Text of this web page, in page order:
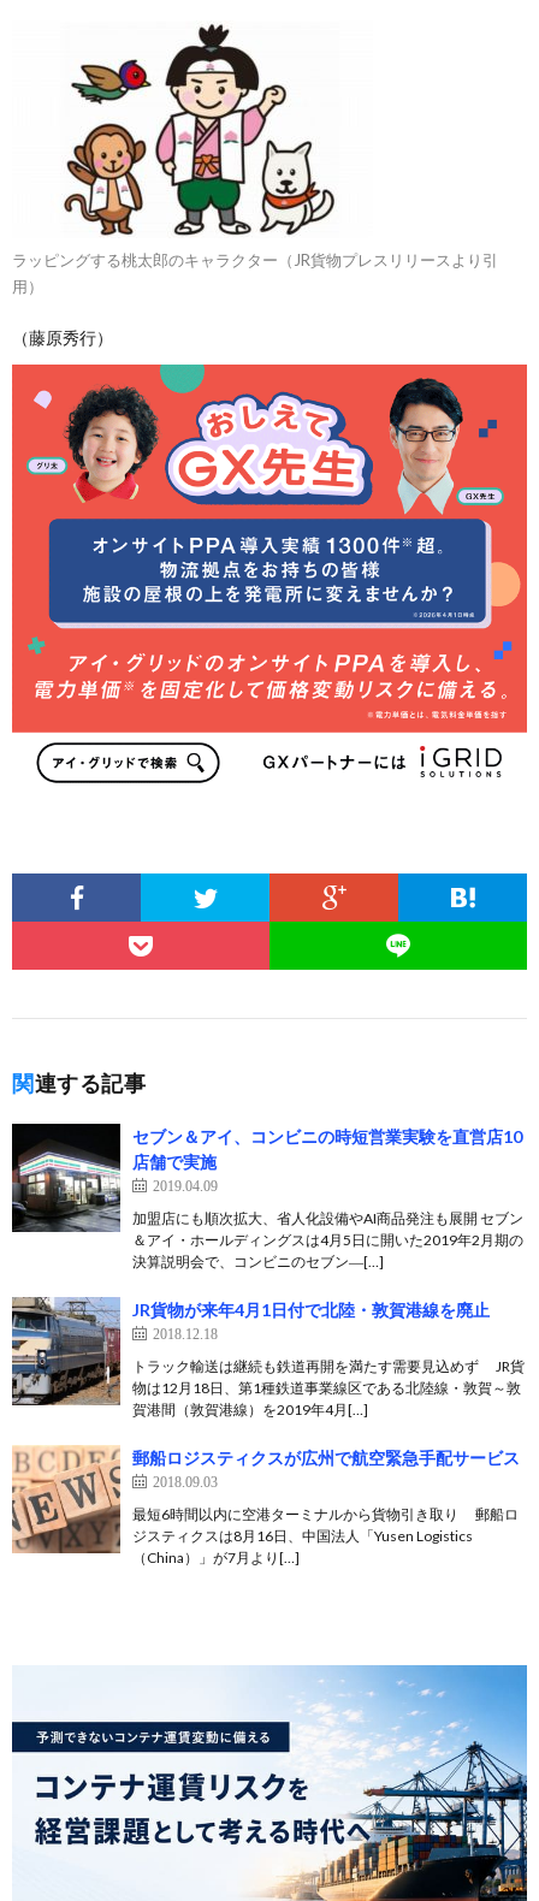
ラッピングする桃太郎のキャラクター（JR貨物プレスリリースより引
用）
（藤原秀行）
関連する記事
セブン＆アイ、コンビニの時短営業実験を直営店10
店舗で実施
2019.04.09
加盟店にも順次拡大、省人化設備やAI商品発注も展開 セブン
＆アイ・ホールディングスは4月5日に開いた2019年2月期の
決算説明会で、コンビニのセブン―[…]
JR貨物が来年4月1日付で北陸・敦賀港線を廃止
2018.12.18
トラック輸送は継続も鉄道再開を満たす需要見込めず JR貨
物は12月18日、第1種鉄道事業線区である北陸線・敦賀～敦
賀港間（敦賀港線）を2019年4月[…]
郵船ロジスティクスが広州で航空緊急手配サービス
2018.09.03
最短6時間以内に空港ターミナルから貨物引き取り 郵船ロ
ジスティクスは8月16日、中国法人「Yusen Logistics
（China）」が7月より[…]